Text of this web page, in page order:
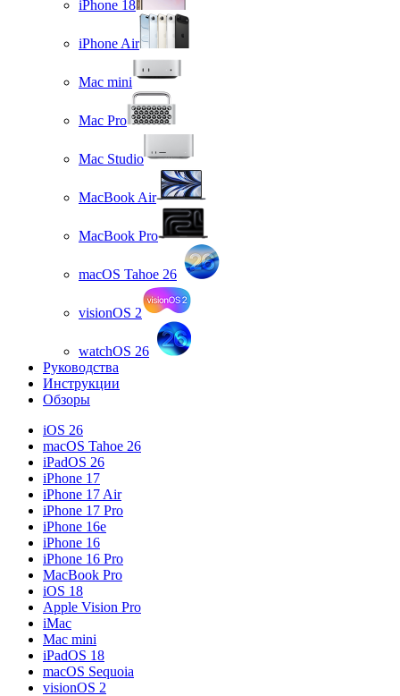
iPhone 18
iPhone Air
Mac mini
Mac Pro
Mac Studio
MacBook Air
MacBook Pro
macOS Tahoe 26
visionOS 2
watchOS 26
Руководства
Инструкции
Обзоры
iOS 26
macOS Tahoe 26
iPadOS 26
iPhone 17
iPhone 17 Air
iPhone 17 Pro
iPhone 16e
iPhone 16
iPhone 16 Pro
MacBook Pro
iOS 18
Apple Vision Pro
iMac
Mac mini
iPadOS 18
macOS Sequoia
visionOS 2